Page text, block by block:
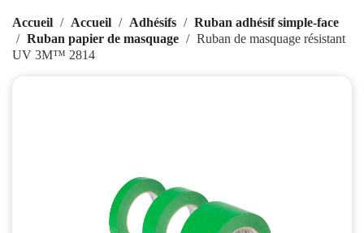
Accueil Accueil Adhésifs
Ruban adhésif simple-face
Ruban papier de masquage
Ruban de masquage résistant
UV 3M™ 2814